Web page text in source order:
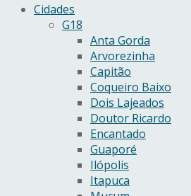
Cidades
G18
Anta Gorda
Arvorezinha
Capitão
Coqueiro Baixo
Dois Lajeados
Doutor Ricardo
Encantado
Guaporé
Ilópolis
Itapuca